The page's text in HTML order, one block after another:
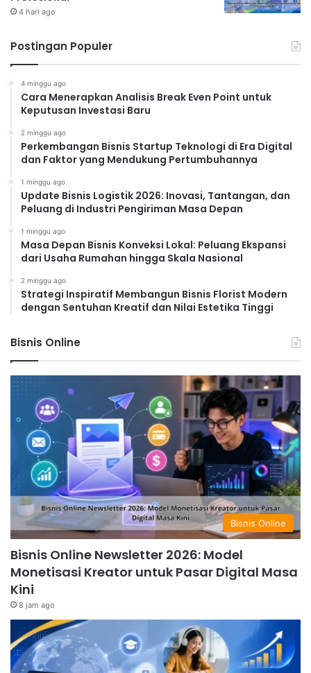
4 hari ago
Postingan Populer
4 minggu ago
Cara Menerapkan Analisis Break Even Point untuk
Keputusan Investasi Baru
2 minggu ago
Perkembangan Bisnis Startup Teknologi di Era Digital
dan Faktor yang Mendukung Pertumbuhannya
1 minggu ago
Update Bisnis Logistik 2026: Inovasi, Tantangan, dan
Peluang di Industri Pengiriman Masa Depan
1 minggu ago
Masa Depan Bisnis Konveksi Lokal: Peluang Ekspansi
dari Usaha Rumahan hingga Skala Nasional
2 minggu ago
Strategi Inspiratif Membangun Bisnis Florist Modern
dengan Sentuhan Kreatif dan Nilai Estetika Tinggi
Bisnis Online
Bisnis Online
Bisnis Online Newsletter 2026: Model
Monetisasi Kreator untuk Pasar Digital Masa
Kini
8 jam ago